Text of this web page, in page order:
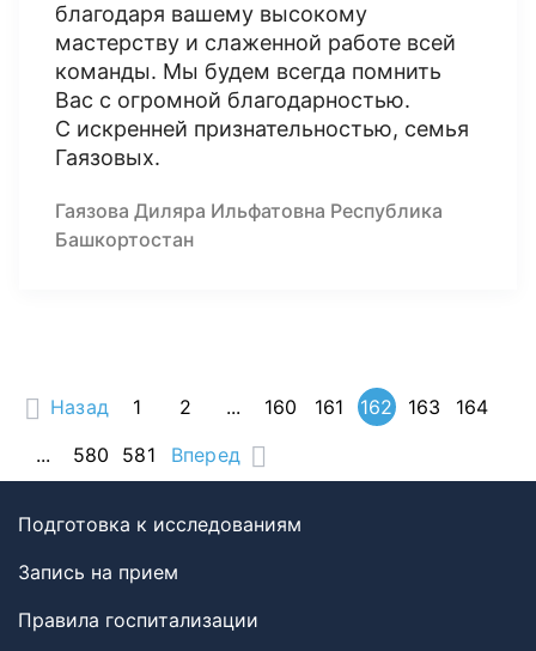
благодаря вашему высокому
мастерству и слаженной работе всей
команды. Мы будем всегда помнить
Вас с огромной благодарностью.
С искренней признательностью, семья
Гаязовых.
Гаязова Диляра Ильфатовна Республика
Башкортостан
Назад 1 2 ... 160 161 162 163
164
...
580 581 Вперед
Подготовка к исследованиям
Запись на прием
Правила госпитализации